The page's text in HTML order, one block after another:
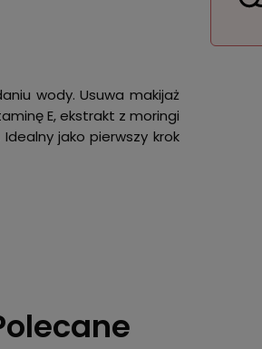
wody. Usuwa makijaż
E, ekstrakt z moringi
jako pierwszy krok